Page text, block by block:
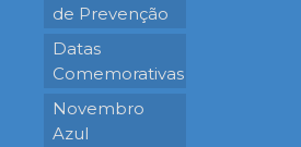
de Prevenção
Datas
Comemorativas
Novembro
Azul